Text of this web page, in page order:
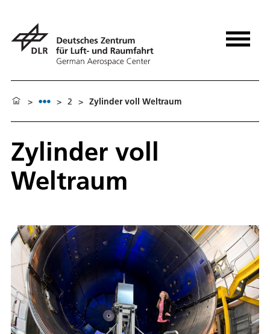
> > 2 > Zylinder voll Weltraum
Zylinder voll
Weltraum